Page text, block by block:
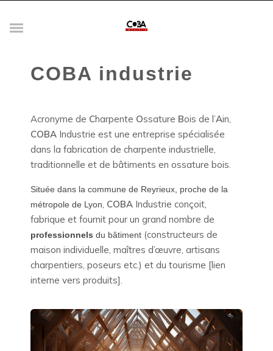
COBA industrie
Acronyme de Charpente Ossature Bois de l’Ain,
COBA Industrie est une entreprise spécialisée
dans la fabrication de charpente industrielle,
traditionnelle et de bâtiments en ossature bois.
Située dans la commune de Reyrieux, proche de la
métropole de Lyon, COBA Industrie conçoit,
fabrique et fournit pour un grand nombre de
professionnels du bâtiment (constructeurs de
maison individuelle, maîtres d’œuvre, artisans
charpentiers, poseurs etc.) et du tourisme [lien
interne vers produits].